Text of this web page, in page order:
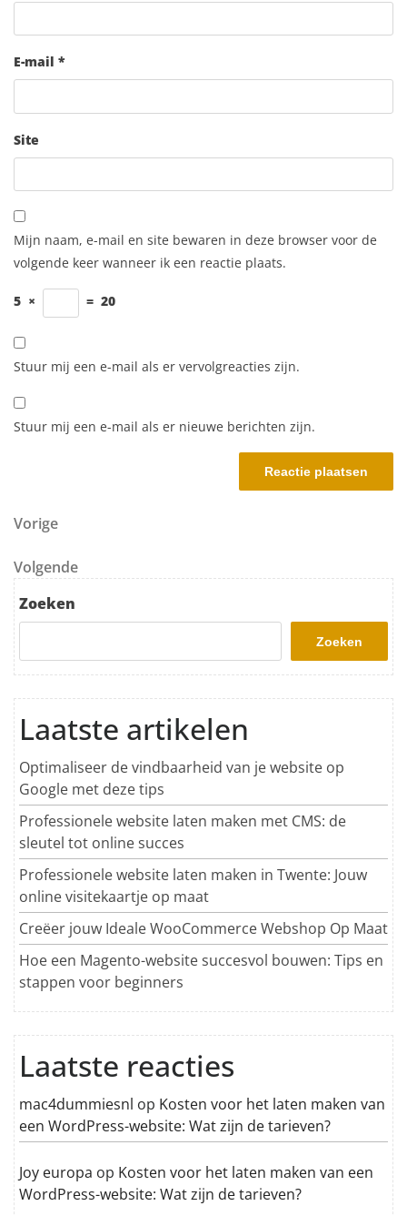
E-mail *
Site
Mijn naam, e-mail en site bewaren in deze browser voor de
volgende keer wanneer ik een reactie plaats.
5 × = 20
Stuur mij een e-mail als er vervolgreacties zijn.
Stuur mij een e-mail als er nieuwe berichten zijn.
Berichtnavigatie
Vorig bericht
Vorige
Volgend bericht
Volgende
Zoeken
Zoeken
Laatste artikelen
Optimaliseer de vindbaarheid van je website op
Google met deze tips
Professionele website laten maken met CMS: de
sleutel tot online succes
Professionele website laten maken in Twente: Jouw
online visitekaartje op maat
Creëer jouw Ideale WooCommerce Webshop Op Maat
Hoe een Magento-website succesvol bouwen: Tips en
stappen voor beginners
Laatste reacties
mac4dummiesnl op Kosten voor het laten maken van
een WordPress-website: Wat zijn de tarieven?
Joy europa op Kosten voor het laten maken van een
WordPress-website: Wat zijn de tarieven?